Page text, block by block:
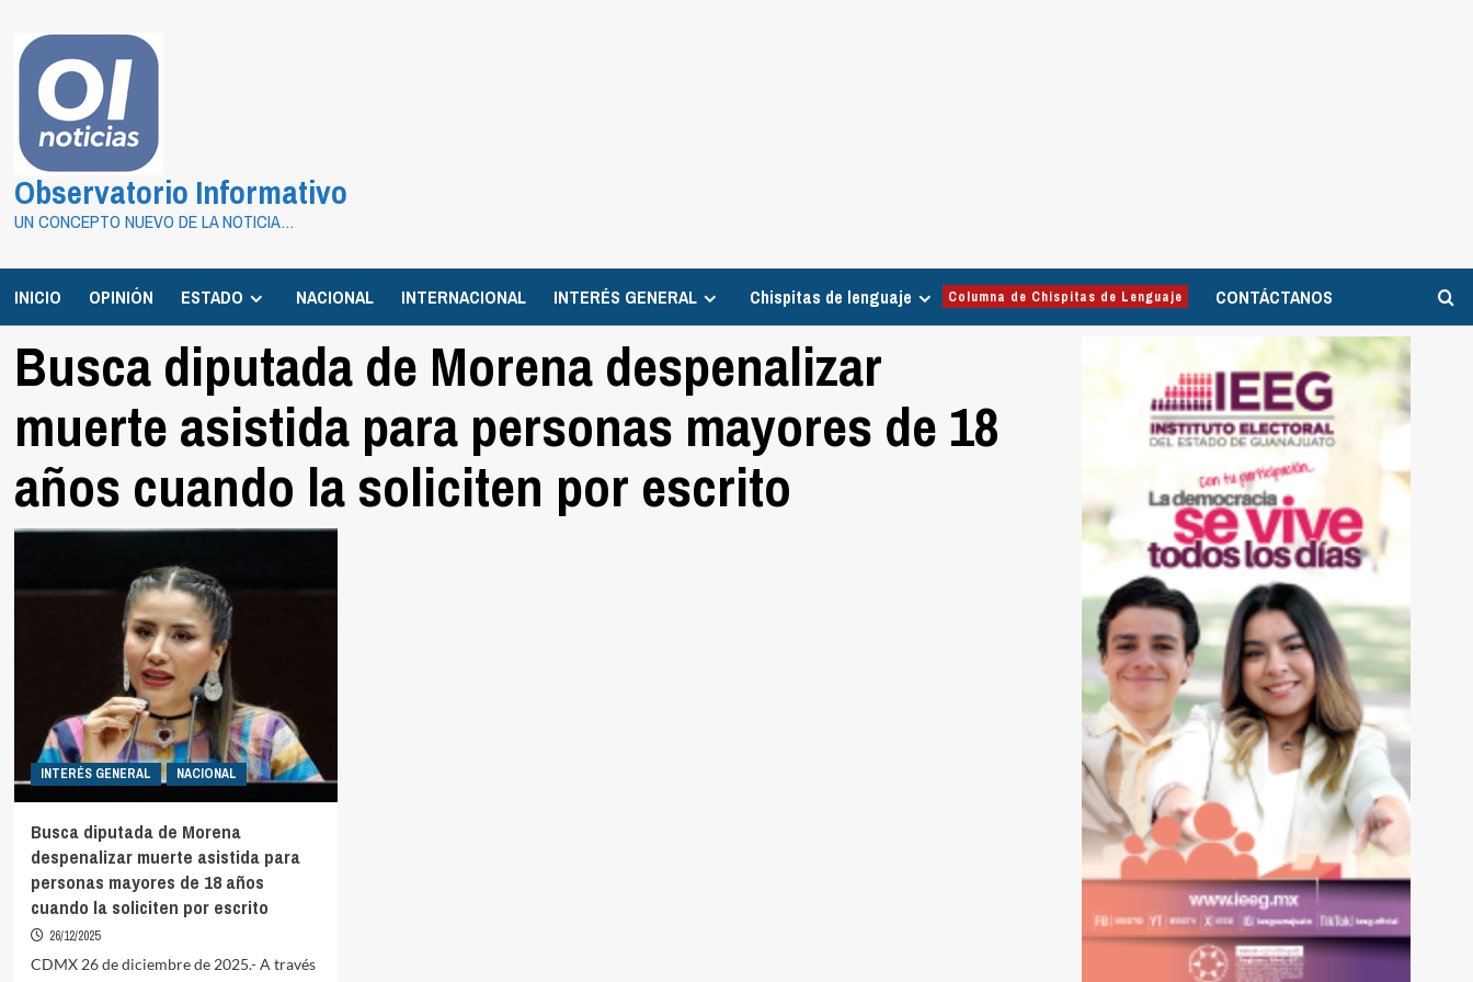
contenido
Observatorio Informativo
UN CONCEPTO NUEVO DE LA NOTICIA…
INICIO OPINIÓN ESTADO NACIONAL INTERNACIONAL INTERÉS GENERAL Chispitas de lenguaje Columna de Chispitas de Lenguaje CONTÁCTANOS
Busca diputada de Morena despenalizar
muerte asistida para personas mayores de 18
años cuando la soliciten por escrito
INTERÉS GENERAL NACIONAL
Busca diputada de Morena
despenalizar muerte asistida para
personas mayores de 18 años
cuando la soliciten por escrito
26/12/2025
CDMX 26 de diciembre de 2025.- A través